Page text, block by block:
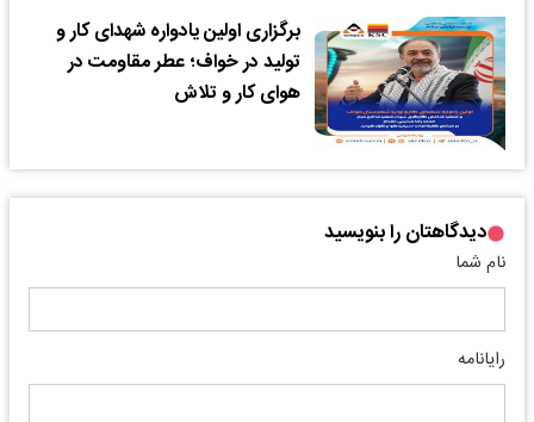
برگزاری اولین یادواره شهدای کار و
تولید در خواف؛ عطر مقاومت در
هوای کار و تلاش
دیدگاهتان را بنویسید
نام شما
رایانامه